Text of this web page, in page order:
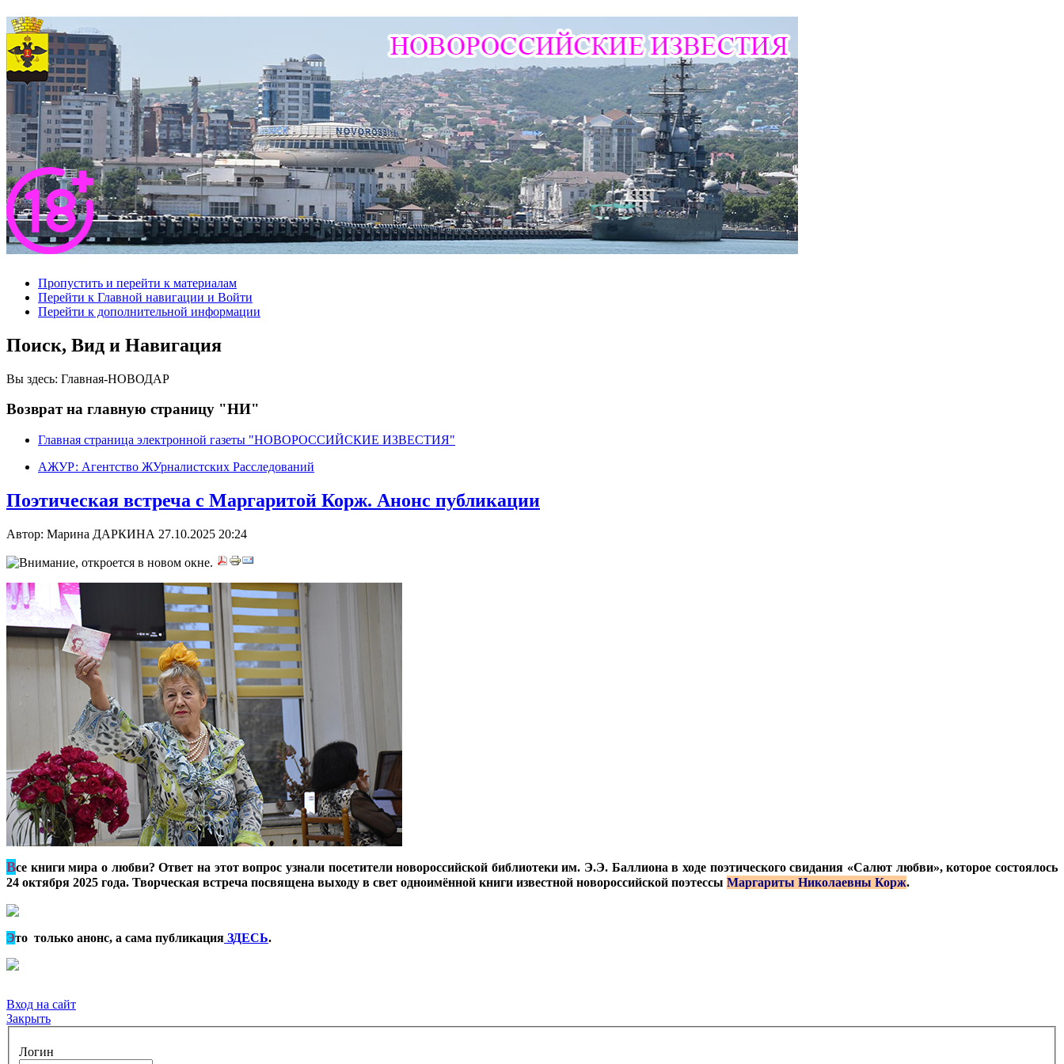
Пропустить и перейти к материалам
Перейти к Главной навигации и Войти
Перейти к дополнительной информации
Поиск, Вид и Навигация
Вы здесь: Главная-НОВОДАР
Возврат на главную страницу "НИ"
Главная страница электронной газеты "НОВОРОССИЙСКИЕ ИЗВЕСТИЯ"
АЖУР: Агентство ЖУрналистских Расследований
Поэтическая встреча с Маргаритой Корж. Анонс публикации
Автор: Марина ДАРКИНА 27.10.2025 20:24
Все книги мира о любви? Ответ на этот вопрос узнали посетители новороссийской библиотеки им. Э.Э. Баллиона в ходе поэтического свидания «Салют любви», которое состоялось
24 октября 2025 года. Творческая встреча посвящена выходу в свет одноимённой книги известной новороссийской поэтессы Маргариты Николаевны Корж.
Это только анонс, а сама публикация ЗДЕСЬ.
Вход на сайт
Закрыть
Логин